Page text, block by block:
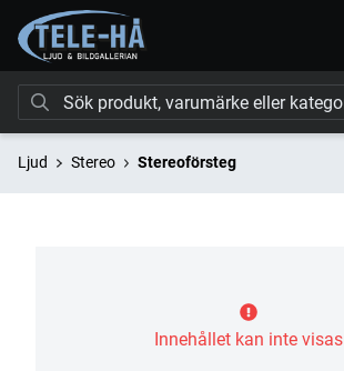
Ljud Stereo Stereoförsteg
Innehållet kan inte visas